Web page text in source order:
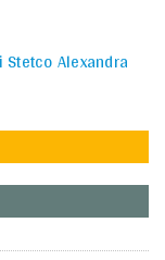
Alexandra